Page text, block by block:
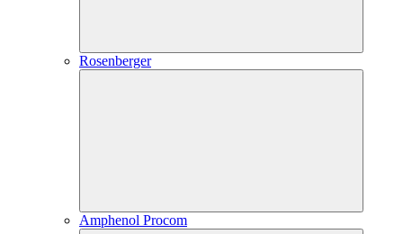
Rosenberger
Amphenol Procom